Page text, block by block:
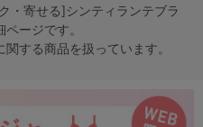
・寄せる]シンティランテブラ
ージです。
関する商品を扱っています。